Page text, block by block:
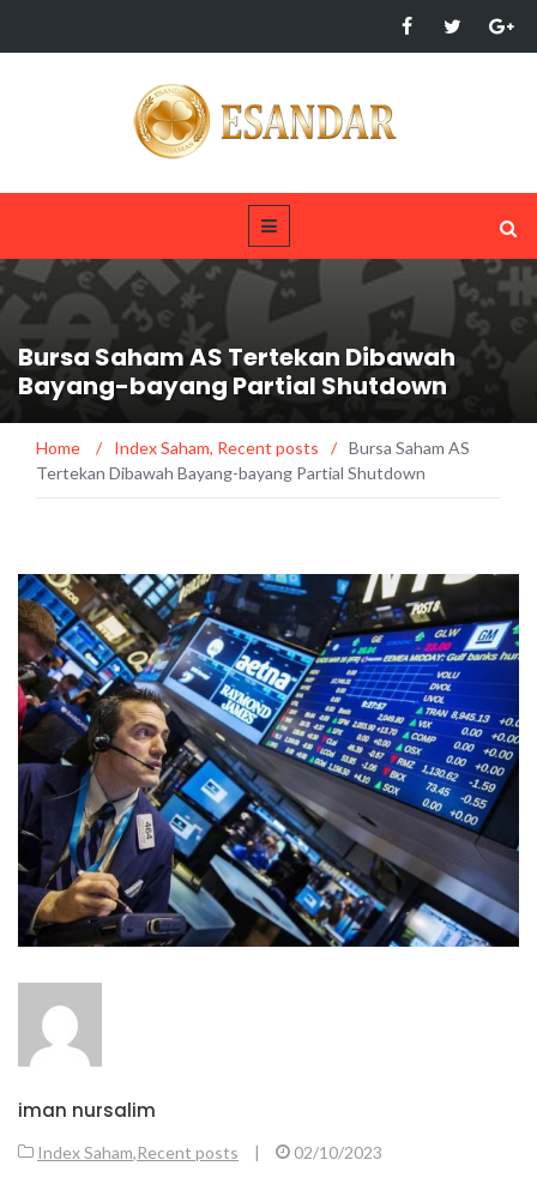
Bursa Saham AS Tertekan Dibawah
Bayang-bayang Partial Shutdown
Home / Index Saham, Recent posts / Bursa Saham AS
Tertekan Dibawah Bayang-bayang Partial Shutdown
iman nursalim
Index Saham,Recent posts | 02/10/2023